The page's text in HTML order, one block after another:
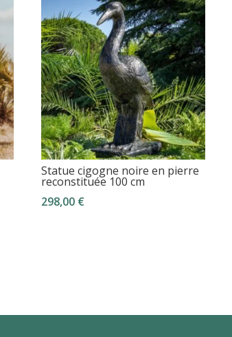
Statue cigogne noire en pierre
reconstituée 100 cm
298,00 €